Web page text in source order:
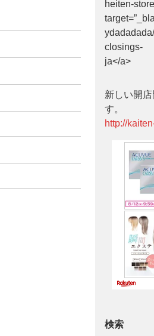
heiten-
closings-
ja</a>
新しい開
す。
http://
検索